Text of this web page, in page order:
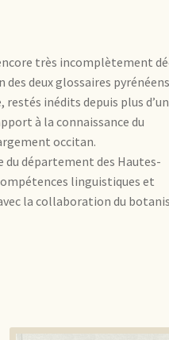
très incomplètement
deux glossaires
inédits depuis plus d’un
à la connaissance du
occitan.
du département des Hautes-
linguistiques et
la collaboration du